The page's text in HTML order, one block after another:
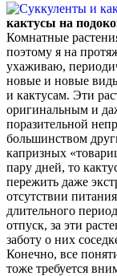
кактусы на
Комнатные
поэтому я на
ухаживаю,
новые и новые
и кактусам. Эти
оригинальным и
поразительной
большинством
капризных
пару дней, то
пережить даже
отсутствии
длительного
отпуск, за эти
заботу о них
Конечно, все
тоже требуется